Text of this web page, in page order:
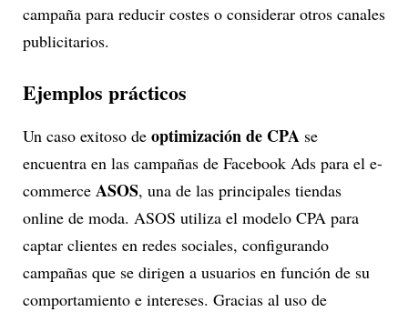
campaña para reducir costes o considerar otros canales
publicitarios.
Ejemplos prácticos
Un caso exitoso de optimización de CPA se
encuentra en las campañas de Facebook Ads para el e-
commerce ASOS, una de las principales tiendas
online de moda. ASOS utiliza el modelo CPA para
captar clientes en redes sociales, configurando
campañas que se dirigen a usuarios en función de su
comportamiento e intereses. Gracias al uso de